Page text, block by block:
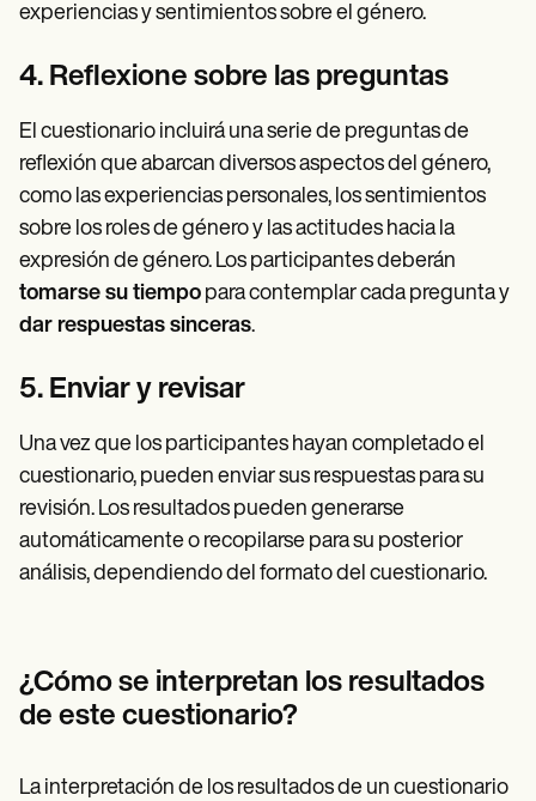
experiencias y sentimientos sobre el género.
4. Reflexione sobre las preguntas
El cuestionario incluirá una serie de preguntas de
reflexión que abarcan diversos aspectos del género,
como las experiencias personales, los sentimientos
sobre los roles de género y las actitudes hacia la
expresión de género. Los participantes deberán
tomarse su tiempo para contemplar cada pregunta y
dar respuestas sinceras.
5. Enviar y revisar
Una vez que los participantes hayan completado el
cuestionario, pueden enviar sus respuestas para su
revisión. Los resultados pueden generarse
automáticamente o recopilarse para su posterior
análisis, dependiendo del formato del cuestionario.
¿Cómo se interpretan los resultados
de este cuestionario?
La interpretación de los resultados de un cuestionario